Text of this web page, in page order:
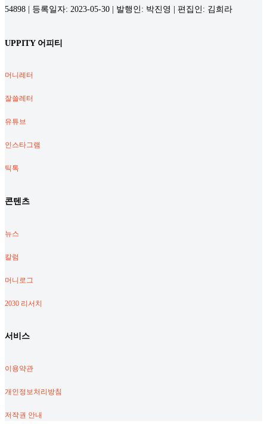
54898 | 등록일자: 2023-05-30 | 발행인: 박진영 | 편집인: 김희라
UPPITY 어피티
머니레터
잘쓸레터
유튜브
인스타그램
틱톡
콘텐츠
뉴스
칼럼
머니로그
2030 리서치
서비스
이용약관
개인정보처리방침
저작권 안내